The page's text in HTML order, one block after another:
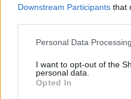
Downstream Participants that
Personal Data
I want to opt-out of the
personal data.
Opted In